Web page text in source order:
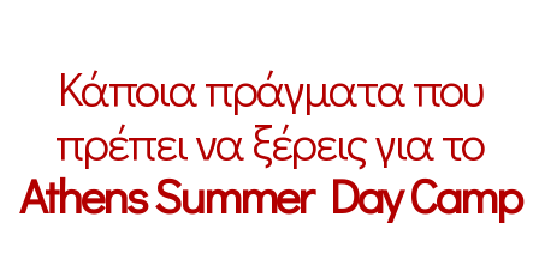
Κάποια πράγματα που
πρέπει να ξέρεις για το
Athens Summer Day Camp